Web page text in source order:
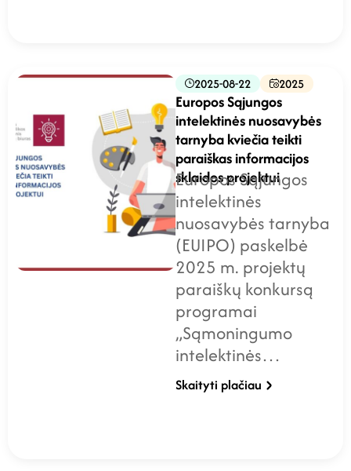
2025-08-22 2025
Europos Sąjungos
intelektinės nuosavybės
tarnyba kviečia teikti
paraiškas informacijos
sklaidos projektui
Europos Sąjungos
intelektinės
nuosavybės tarnyba
(EUIPO) paskelbė
2025 m. projektų
paraiškų konkursą
programai
„Sąmoningumo
intelektinės…
Skaityti plačiau